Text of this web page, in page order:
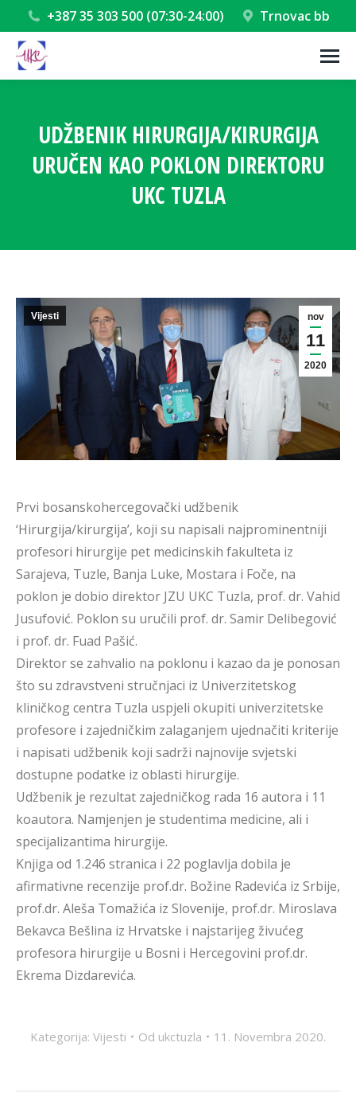
+387 35 303 500 (07:30-24:00) Trnovac bb
UDŽBENIK HIRURGIJA/KIRURGIJA
URUČEN KAO POKLON DIREKTORU
UKC TUZLA
nov
11
2020
Vijesti
Prvi bosanskohercegovački udžbenik
‘Hirurgija/kirurgija’, koji su napisali najprominentniji
profesori hirurgije pet medicinskih fakulteta iz
Sarajeva, Tuzle, Banja Luke, Mostara i Foče, na
poklon je dobio direktor JZU UKC Tuzla, prof. dr. Vahid
Jusufović. Poklon su uručili prof. dr. Samir Delibegović
i prof. dr. Fuad Pašić.
Direktor se zahvalio na poklonu i kazao da je ponosan
što su zdravstveni stručnjaci iz Univerzitetskog
kliničkog centra Tuzla uspjeli okupiti univerzitetske
profesore i zajedničkim zalaganjem ujednačiti kriterije
i napisati udžbenik koji sadrži najnovije svjetski
dostupne podatke iz oblasti hirurgije.
Udžbenik je rezultat zajedničkog rada 16 autora i 11
koautora. Namjenjen je studentima medicine, ali i
specijalizantima hirurgije.
Knjiga od 1.246 stranica i 22 poglavlja dobila je
afirmativne recenzije prof.dr. Božine Radevića iz Srbije,
prof.dr. Aleša Tomažića iz Slovenije, prof.dr. Miroslava
Bekavca Bešlina iz Hrvatske i najstarijeg živućeg
profesora hirurgije u Bosni i Hercegovini prof.dr.
Ekrema Dizdarevića.
Kategorija: Vijesti Od ukctuzla 11. Novembra 2020.